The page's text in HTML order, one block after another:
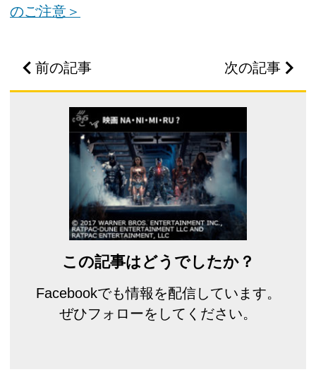
のご注意＞
前の記事 次の記事
この記事はどうでしたか？
Facebookでも情報を配信しています。
ぜひフォローをしてください。